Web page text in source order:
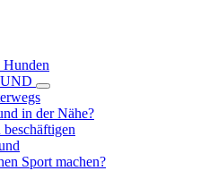
in der Nähe?
Sport machen?